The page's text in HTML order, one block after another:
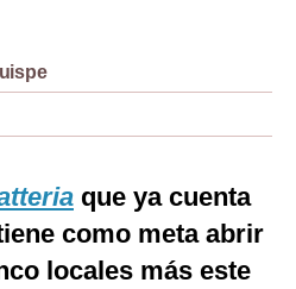
que ya cuenta
como meta abrir
locales más este